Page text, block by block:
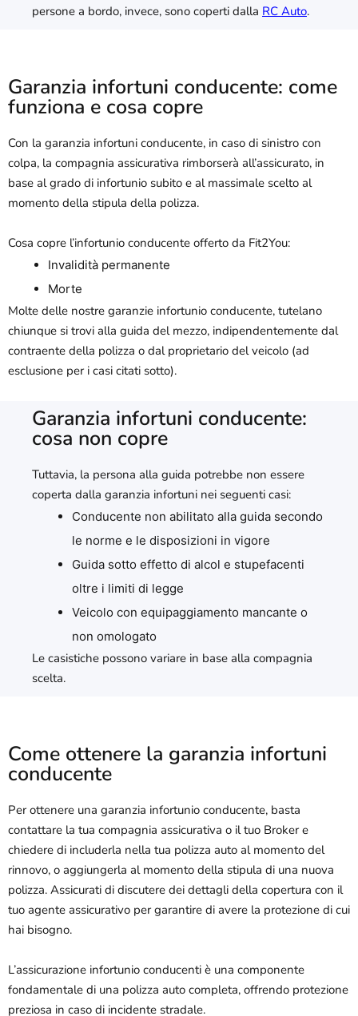
persone a bordo, invece, sono coperti dalla RC Auto.
Garanzia infortuni conducente: come
funziona e cosa copre
Con la garanzia infortuni conducente, in caso di sinistro con
colpa, la compagnia assicurativa rimborserà all’assicurato, in
base al grado di infortunio subito e al massimale scelto al
momento della stipula della polizza.
Cosa copre l’infortunio conducente offerto da Fit2You:
Invalidità permanente
Morte
Molte delle nostre garanzie infortunio conducente, tutelano
chiunque si trovi alla guida del mezzo, indipendentemente dal
contraente della polizza o dal proprietario del veicolo (ad
esclusione per i casi citati sotto).
Garanzia infortuni conducente:
cosa non copre
Tuttavia, la persona alla guida potrebbe non essere
coperta dalla garanzia infortuni nei seguenti casi:
Conducente non abilitato alla guida secondo
le norme e le disposizioni in vigore
Guida sotto effetto di alcol e stupefacenti
oltre i limiti di legge
Veicolo con equipaggiamento mancante o
non omologato
Le casistiche possono variare in base alla compagnia
scelta.
Come ottenere la garanzia infortuni
conducente
Per ottenere una garanzia infortunio conducente, basta
contattare la tua compagnia assicurativa o il tuo Broker e
chiedere di includerla nella tua polizza auto al momento del
rinnovo, o aggiungerla al momento della stipula di una nuova
polizza. Assicurati di discutere dei dettagli della copertura con il
tuo agente assicurativo per garantire di avere la protezione di cui
hai bisogno.
L’assicurazione infortunio conducenti è una componente
fondamentale di una polizza auto completa, offrendo protezione
preziosa in caso di incidente stradale.